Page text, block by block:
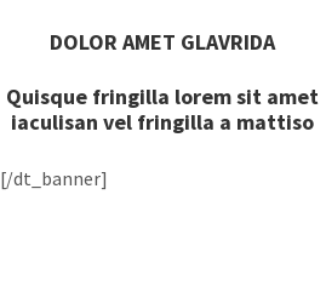
DOLOR AMET GLAVRIDA
Quisque fringilla lorem sit amet
iaculisan vel fringilla a mattiso
[/dt_banner]